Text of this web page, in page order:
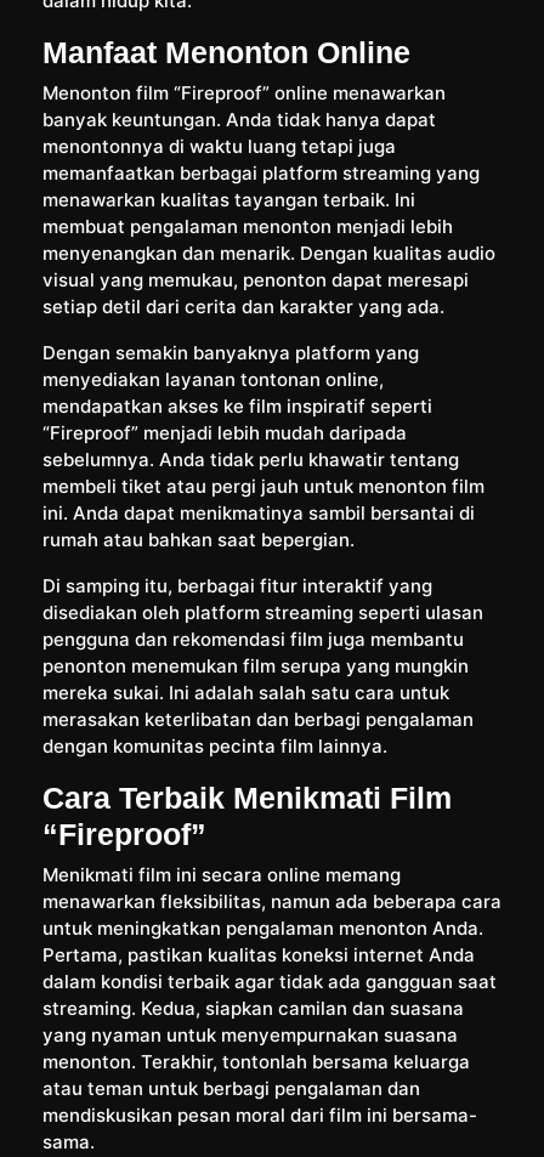
Manfaat Menonton Online
Menonton film “Fireproof” online menawarkan
banyak keuntungan. Anda tidak hanya dapat
menontonnya di waktu luang tetapi juga
memanfaatkan berbagai platform streaming yang
menawarkan kualitas tayangan terbaik. Ini
membuat pengalaman menonton menjadi lebih
menyenangkan dan menarik. Dengan kualitas audio
visual yang memukau, penonton dapat meresapi
setiap detil dari cerita dan karakter yang ada.
Dengan semakin banyaknya platform yang
menyediakan layanan tontonan online,
mendapatkan akses ke film inspiratif seperti
“Fireproof” menjadi lebih mudah daripada
sebelumnya. Anda tidak perlu khawatir tentang
membeli tiket atau pergi jauh untuk menonton film
ini. Anda dapat menikmatinya sambil bersantai di
rumah atau bahkan saat bepergian.
Di samping itu, berbagai fitur interaktif yang
disediakan oleh platform streaming seperti ulasan
pengguna dan rekomendasi film juga membantu
penonton menemukan film serupa yang mungkin
mereka sukai. Ini adalah salah satu cara untuk
merasakan keterlibatan dan berbagi pengalaman
dengan komunitas pecinta film lainnya.
Cara Terbaik Menikmati Film
“Fireproof”
Menikmati film ini secara online memang
menawarkan fleksibilitas, namun ada beberapa cara
untuk meningkatkan pengalaman menonton Anda.
Pertama, pastikan kualitas koneksi internet Anda
dalam kondisi terbaik agar tidak ada gangguan saat
streaming. Kedua, siapkan camilan dan suasana
yang nyaman untuk menyempurnakan suasana
menonton. Terakhir, tontonlah bersama keluarga
atau teman untuk berbagi pengalaman dan
mendiskusikan pesan moral dari film ini bersama-
sama.